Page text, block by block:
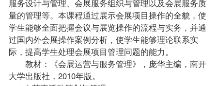
服务设计与管理、会展服务组织与管理以及会展服务质
量的管理等。本课程通过展示会展项目操作的全貌，使
学生能够全面把握会议与展览操作的流程与实务，并通
过国内外会展操作案例分析，使学生能够理论联系实
际，提高学生处理会展项目管理问题的能力。
教材：《会展运营与服务管理》，庞华主编，南开
大学出版社，2010年版。